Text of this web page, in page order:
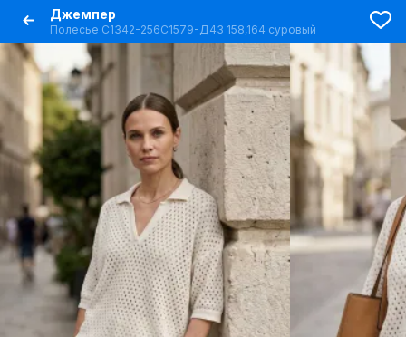
Джемпер
Полесье С1342-256С1579-Д43 158,164 суровый